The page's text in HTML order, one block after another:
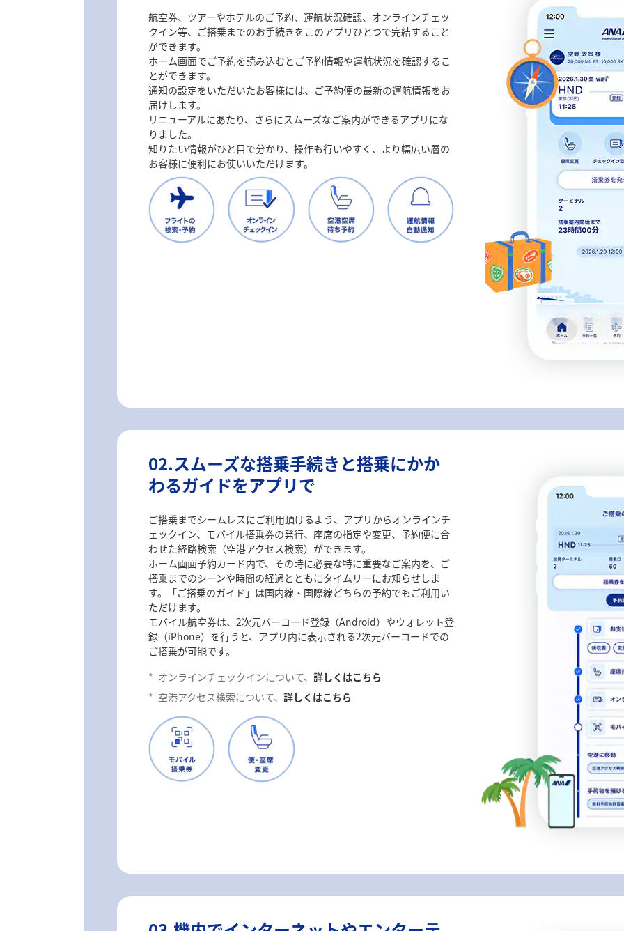
航空券、ツアーやホテルのご予約、運航状況確認、オンラインチェッ
クイン等、ご搭乗までのお手続きをこのアプリひとつで完結すること
ができます。
ホーム画面でご予約を読み込むとご予約情報や運航状況を確認するこ
とができます。
通知の設定をいただいたお客様には、ご予約便の最新の運航情報をお
届けします。
リニューアルにあたり、さらにスムーズなご案内ができるアプリにな
りました。
知りたい情報がひと目で分かり、操作も行いやすく、より幅広い層の
お客様に便利にお使いいただけます。
02.スムーズな搭乗手続きと搭乗にかか
わるガイドをアプリで
ご搭乗までシームレスにご利用頂けるよう、アプリからオンラインチ
ェックイン、モバイル搭乗券の発行、座席の指定や変更、予約便に合
わせた経路検索（空港アクセス検索）ができます。
ホーム画面予約カード内で、その時に必要な特に重要なご案内を、ご
搭乗までのシーンや時間の経過とともにタイムリーにお知らせしま
す。「ご搭乗のガイド」は国内線・国際線どちらの予約でもご利用い
ただけます。
モバイル航空券は、2次元バーコード登録（Android）やウォレット登
録（iPhone）を行うと、アプリ内に表示される2次元バーコードでの
ご搭乗が可能です。
* オンラインチェックインについて、 詳しくはこちら
* 空港アクセス検索について、 詳しくはこちら